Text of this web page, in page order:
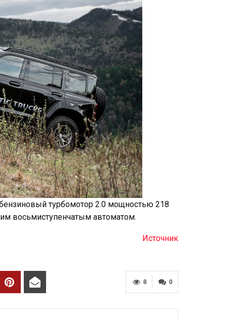
турбомотор 2.0 мощностью 218
восьмиступенчатым автоматом.
Источник
0
8